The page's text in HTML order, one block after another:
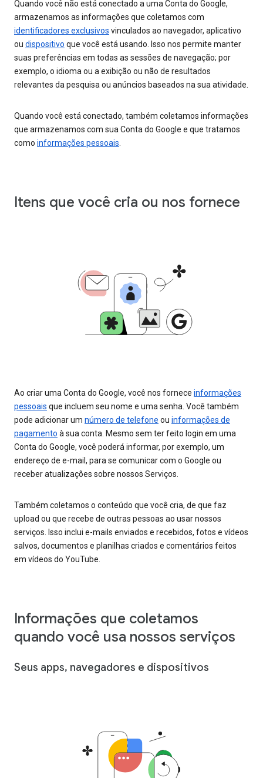
Quando você não está conectado a uma Conta do Google,
armazenamos as informações que coletamos com
identificadores exclusivos vinculados ao navegador, aplicativo
ou dispositivo que você está usando. Isso nos permite manter
suas preferências em todas as sessões de navegação; por
exemplo, o idioma ou a exibição ou não de resultados
relevantes da pesquisa ou anúncios baseados na sua atividade.
Quando você está conectado, também coletamos informações
que armazenamos com sua Conta do Google e que tratamos
como informações pessoais
Itens que você cria ou nos fornece
Ao criar uma Conta do Google, você nos fornece informações
pessoais que incluem seu nome e uma senha. Você também
pode adicionar um número de telefone ou informações de
pagamento à sua conta. Mesmo sem ter feito login em uma
Conta do Google, você poderá informar, por exemplo, um
endereço de e-mail, para se comunicar com o Google ou
receber atualizações sobre nossos Serviços.
Também coletamos o conteúdo que você cria, de que faz
upload ou que recebe de outras pessoas ao usar nossos
serviços. Isso inclui e-mails enviados e recebidos, fotos e vídeos
salvos, documentos e planilhas criados e comentários feitos
em vídeos do YouTube.
Informações que coletamos
quando você usa nossos serviços
Seus apps, navegadores e dispositivos